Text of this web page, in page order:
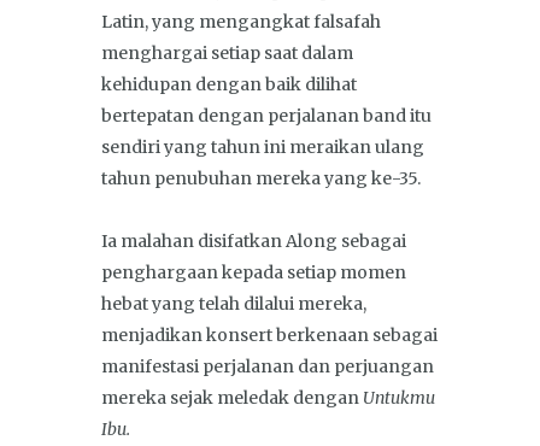
Latin, yang mengangkat falsafah
menghargai setiap saat dalam
kehidupan dengan baik dilihat
bertepatan dengan perjalanan band itu
sendiri yang tahun ini meraikan ulang
tahun penubuhan mereka yang ke-35.
Ia malahan disifatkan Along sebagai
penghargaan kepada setiap momen
hebat yang telah dilalui mereka,
menjadikan konsert berkenaan sebagai
manifestasi perjalanan dan perjuangan
mereka sejak meledak dengan Untukmu
Ibu.